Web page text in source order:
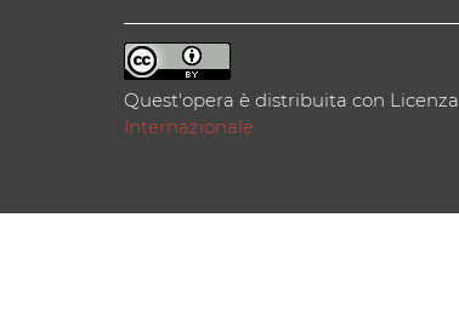
Quest'opera è distribuita con Licenza
Internazionale